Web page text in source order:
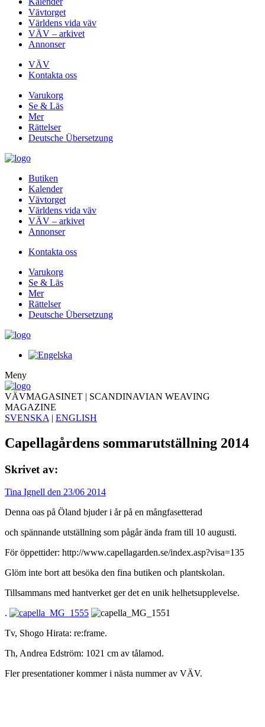
Vävtorget
Världens vida väv
VÄV – arkivet
Annonser
VÄV
Kontakta oss
Varukorg
Se & Läs
Mer
Rättelser
Deutsche Übersetzung
Butiken
Kalender
Vävtorget
Världens vida väv
VÄV – arkivet
Annonser
Kontakta oss
Varukorg
Se & Läs
Mer
Rättelser
Deutsche Übersetzung
Meny
VÄVMAGASINET | SCANDINAVIAN WEAVING
MAGAZINE
SVENSKA | ENGLISH
Capellagårdens sommarutställning 2014
Skrivet av:
Tina Ignell den 23/06 2014
Denna oas på Öland bjuder i år på en mångfasetterad
och spännande utställning som pågår ända fram till 10 augusti.
För öppettider: http://www.capellagarden.se/index.asp?visa=135
Glöm inte bort att besöka den fina butiken och plantskolan.
Tillsammans med hantverket ger det en unik helhetsupplevelse.
.
Tv, Shogo Hirata: re:frame.
Th, Andrea Edström: 1021 cm av tålamod.
Fler presentationer kommer i nästa nummer av VÄV.